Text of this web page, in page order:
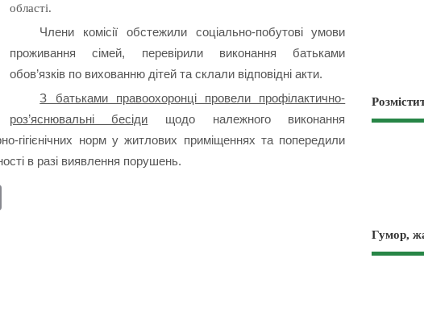
області.
Члени комісії обстежили соціально-побутові умови
проживання сімей, перевірили виконання батьками
обов’язків по вихованню дітей та склали відповідні акти.
З батьками правоохоронці провели профілактично-
роз’яснювальні бесіди щодо належного виконання
гігієнічних норм у житлових приміщеннях та попередили
в разі виявлення порушень.
Гумор,